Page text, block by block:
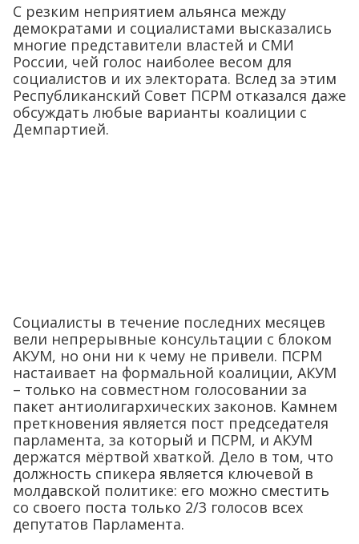
С резким неприятием альянса между
демократами и социалистами высказались
многие представители властей и СМИ
России, чей голос наиболее весом для
социалистов и их электората. Вслед за этим
Республиканский Совет ПСРМ отказался даже
обсуждать любые варианты коалиции с
Демпартией.
Социалисты в течение последних месяцев
вели непрерывные консультации с блоком
АКУМ, но они ни к чему не привели. ПСРМ
настаивает на формальной коалиции, АКУМ
– только на совместном голосовании за
пакет антиолигархических законов. Камнем
преткновения является пост председателя
парламента, за который и ПСРМ, и АКУМ
держатся мёртвой хваткой. Дело в том, что
должность спикера является ключевой в
молдавской политике: его можно сместить
со своего поста только 2/3 голосов всех
депутатов Парламента.